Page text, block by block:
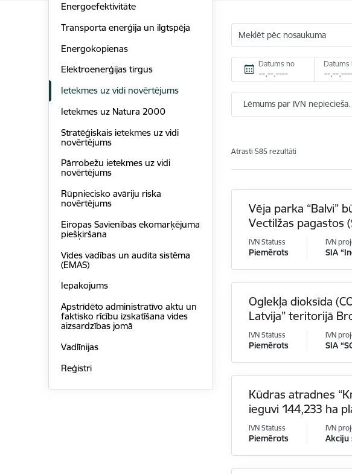
Energoefektivitāte
Transporta enerģija un ilgtspēja
Energokopienas
Elektroenerģijas tirgus
Ietekmes uz vidi novērtējums
Ietekmes uz Natura 2000
Stratēģiskais ietekmes uz vidi
novērtējums
Pārrobežu ietekmes uz vidi
novērtējums
Rūpniecisko avāriju riska
novērtējums
Eiropas Savienības ekomarķējuma
piešķiršana
Vides vadības un audita sistēma
(EMAS)
Iepakojums
Apstrīdēto administratīvo aktu un
faktisko rīcību izskatīšana vides
aizsardzības jomā
Vadlīnijas
Reģistri
Meklēt pēc nosaukuma
Datums no Datums
Lēmums par IVN
Atrasti 585 rezultāti
Vēja parka “Balvi”
Vectilžas pagastos
IVN Statuss
Piemērots
IVN
SIA
Oglekļa dioksīda
Latvija” teritorijā
IVN Statuss
Piemērots
IVN
SIA
Kūdras atradnes
ieguvi 144,233 ha
IVN Statuss
Piemērots
IVN
Akciju